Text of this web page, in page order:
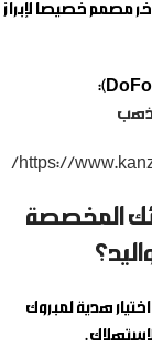
مصمم خصيصاً لإبراز
https://
المخصصة
هدية لمبروك